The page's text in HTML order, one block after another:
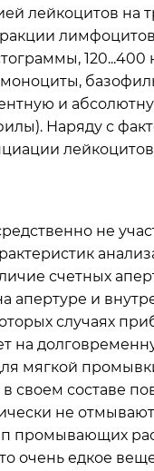
лейкоцитов
120...400
и
Наряду с
не
счетных
апертуре и
случаях
на
мягкой
своем составе
не
промывающих
очень едкое